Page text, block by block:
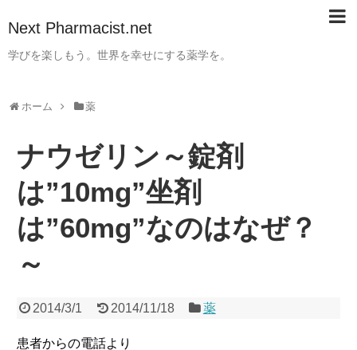
Next Pharmacist.net
学びを楽しもう。世界を幸せにする薬学を。
ホーム 薬
ナウゼリン～錠剤
は”10mg”坐剤
は”60mg”なのはなぜ？
～
2014/3/1 2014/11/18 薬
患者からの電話より